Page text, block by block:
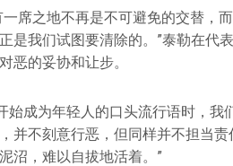
席之地不再是不可避免的交替，
是我们试图要清除的。”泰勒在代
恶的妥协和让步。
始成为年轻人的口头流行语时，
并不刻意行恶，但同样并不担当责
沼，难以自拔地活着。”